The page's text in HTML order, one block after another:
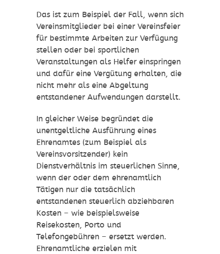
Das ist zum Beispiel der Fall, wenn sich
Vereinsmitglieder bei einer Vereinsfeier
für bestimmte Arbeiten zur Verfügung
stellen oder bei sportlichen
Veranstaltungen als Helfer einspringen
und dafür eine Vergütung erhalten, die
nicht mehr als eine Abgeltung
entstandener Aufwendungen darstellt.
In gleicher Weise begründet die
unentgeltliche Ausführung eines
Ehrenamtes (zum Beispiel als
Vereinsvorsitzender) kein
Dienstverhältnis im steuerlichen Sinne,
wenn der oder dem ehrenamtlich
Tätigen nur die tatsächlich
entstandenen steuerlich abziehbaren
Kosten – wie beispielsweise
Reisekosten, Porto und
Telefongebühren – ersetzt werden.
Ehrenamtliche erzielen mit